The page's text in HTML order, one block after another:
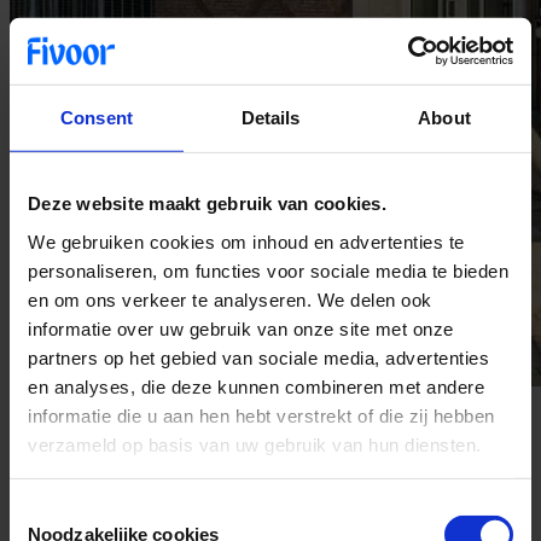
Consent Details About
Deze website maakt gebruik van cookies.
We gebruiken cookies om inhoud en advertenties te
personaliseren, om functies voor sociale media te bieden
en om ons verkeer te analyseren. We delen ook
informatie over uw gebruik van onze site met onze
partners op het gebied van sociale media, advertenties
en analyses, die deze kunnen combineren met andere
informatie die u aan hen hebt verstrekt of die zij hebben
verzameld op basis van uw gebruik van hun diensten.
Noodzakelijke cookies
Algemene informatie
Contactgegevens
ggzreclassering.dordrecht@fivoor.nl